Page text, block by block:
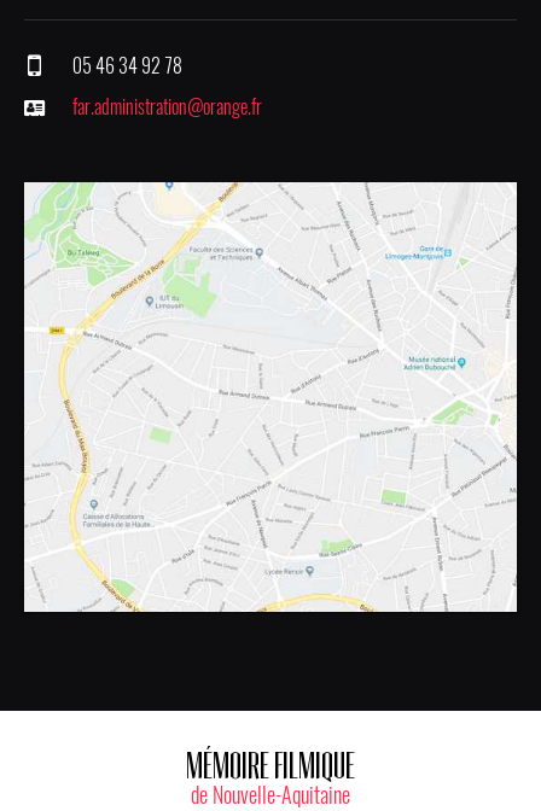
05 46 34 92 78
far.administration@orange.fr
MÉMOIRE FILMIQUE
de Nouvelle-Aquitaine